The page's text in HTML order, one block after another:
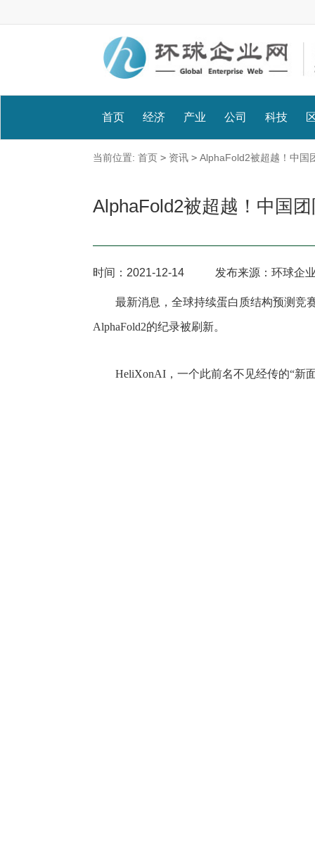
首页 经济 产业 公司 科技
当前位置: 首页 > 资讯 >AlphaFold2被超越！中国
AlphaFold2被超越！中国
时间： 2021-12-14 发布来源：环球企
最新消息，全球持续蛋白质结构预测竞
AlphaFold2的纪录被刷新。
HeliXonAI，一个此前名不见经传的“新